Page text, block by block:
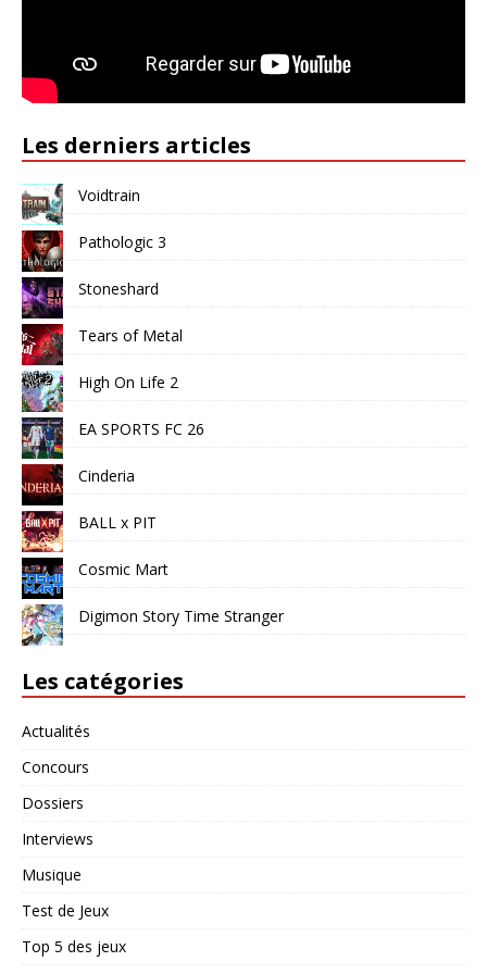
Les derniers articles
Voidtrain
Pathologic 3
Stoneshard
Tears of Metal
High On Life 2
EA SPORTS FC 26
Cinderia
BALL x PIT
Cosmic Mart
Digimon Story Time Stranger
Les catégories
Actualités
Concours
Dossiers
Interviews
Musique
Test de Jeux
Top 5 des jeux